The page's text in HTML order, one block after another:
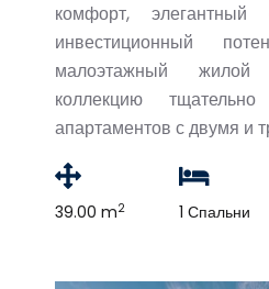
комфорт,
инвестиционный
малоэтажный
коллекцию тщательно
апартаментов с двумя и
39.00 m2 1 Спальни